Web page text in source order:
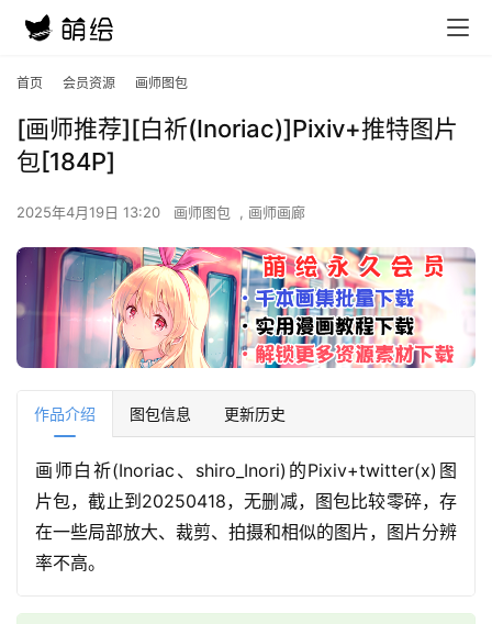
首页 会员资源 画师图包
[画师推荐][白祈(Inoriac)]Pixiv+推特图片
包[184P]
2025年4月19日 13:20 画师图包 , 画师画廊
作品介绍 图包信息 更新历史
画师白祈(Inoriac、shiro_Inori)的Pixiv+twitter(x)图
片包，截止到20250418，无删减，图包比较零碎，存
在一些局部放大、裁剪、拍摄和相似的图片，图片分辨
率不高。